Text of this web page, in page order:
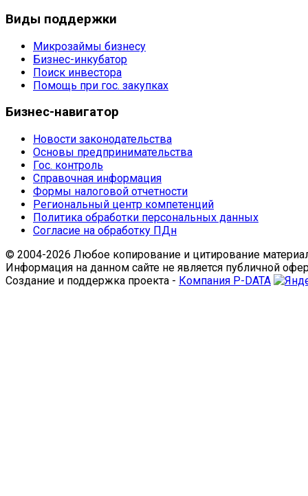
Виды поддержки
Микрозаймы бизнесу
Бизнес-инкубатор
Поиск инвестора
Помощь при гос. закупках
Бизнес-навигатор
Новости законодательства
Основы предпринимательства
Гос. контроль
Справочная информация
Формы налоговой отчетности
Региональный центр компетенций
Политика обработки персональных данных
Согласие на обработку ПДн
© 2004-2026 Любое копирование и цитирование
Информация на данном сайте не является публичной
Создание и поддержка проекта - Компания P-DATA